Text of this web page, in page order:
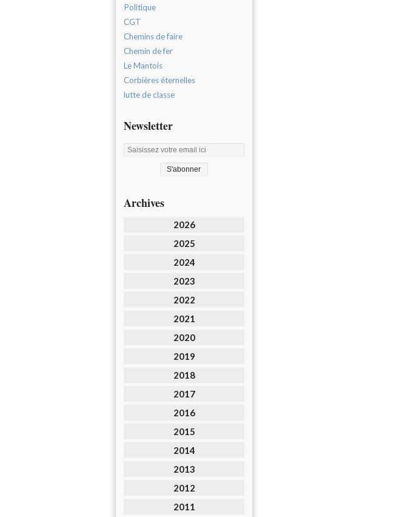
Politique
CGT
Chemins de faire
Chemin de fer
Le Mantois
Corbières éternelles
lutte de classe
Newsletter
Archives
2026
2025
2024
2023
2022
2021
2020
2019
2018
2017
2016
2015
2014
2013
2012
2011